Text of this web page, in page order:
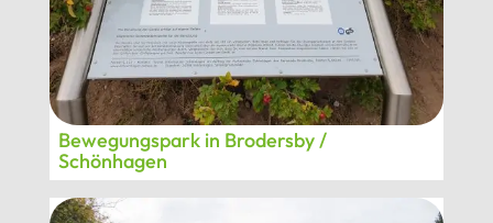
Bewegungspark in Brodersby /
Schönhagen